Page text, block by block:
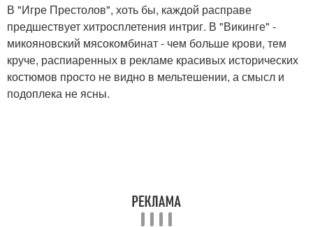
В "Игре Престолов", хоть бы, каждой расправе
предшествует хитросплетения интриг. В "Викинге" -
микояновский мясокомбинат - чем больше крови, тем
круче, распиаренных в рекламе красивых исторических
костюмов просто не видно в мельтешении, а смысл и
подоплека не ясны.